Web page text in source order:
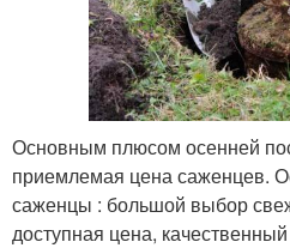
Основным плюсом осенней
приемлемая цена саженцев.
саженцы : большой выбор
доступная цена,